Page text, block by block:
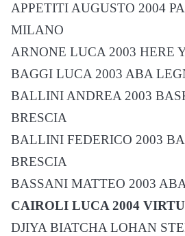
APPETITI AUGUSTO 2004
MILANO
ARNONE LUCA 2003 HERE
BAGGI LUCA 2003 ABA
BALLINI ANDREA 2003
BRESCIA
BALLINI FEDERICO 2003
BRESCIA
BASSANI MATTEO 2003
CAIROLI LUCA 2004
DJIYA BIATCHA LOHAN